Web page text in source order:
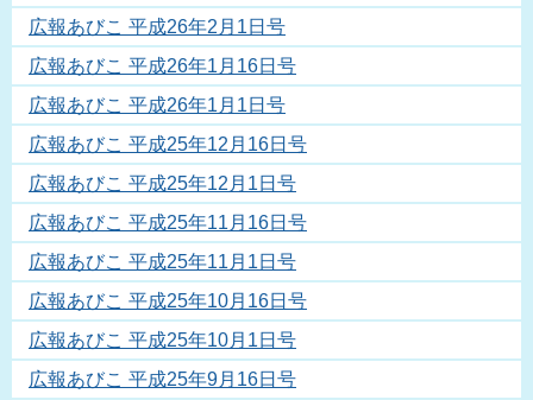
広報あびこ 平成26年2月1日号
広報あびこ 平成26年1月16日号
広報あびこ 平成26年1月1日号
広報あびこ 平成25年12月16日号
広報あびこ 平成25年12月1日号
広報あびこ 平成25年11月16日号
広報あびこ 平成25年11月1日号
広報あびこ 平成25年10月16日号
広報あびこ 平成25年10月1日号
広報あびこ 平成25年9月16日号